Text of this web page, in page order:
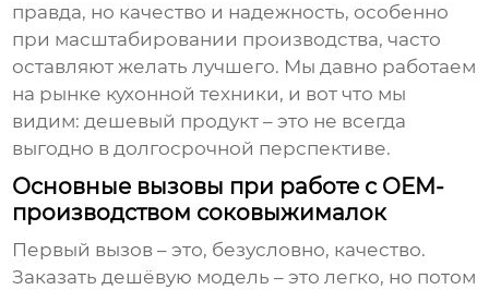
правда, но качество и надежность, особенно
при масштабировании производства, часто
оставляют желать лучшего. Мы давно работаем
на рынке кухонной техники, и вот что мы
видим: дешевый продукт – это не всегда
выгодно в долгосрочной перспективе.
Основные вызовы при работе с OEM-
производством соковыжималок
Первый вызов – это, безусловно, качество.
Заказать дешёвую модель – это легко, но потом